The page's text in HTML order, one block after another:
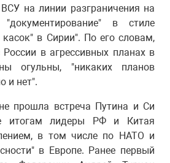
на линии разграничения на
в стиле
в Сирии". По его словам,
в агрессивных планах в
огульны, "никаких планов
и нет".
прошла встреча Путина и Си
итогам лидеры РФ и Китая
в том числе по НАТО и
в Европе. Ранее первый